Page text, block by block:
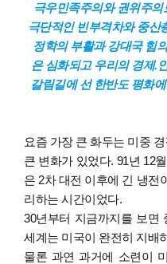
극우민족주의와 권위주
극단적인 빈부격차와 중산
정학의 부활과 강대국 힘
은 심화되고 우리의 경제.
갈림길에 선 한반도 평화
요즘 가장 큰 화두는 미중
큰 변화가 있었다. 91년 12
은 2차 대전 이후에 긴 냉전
리하는 시간이었다.
30년부터 지금까지를 보면
세계는 미국이 완전히 지배
물론 과연 과거에 소련이